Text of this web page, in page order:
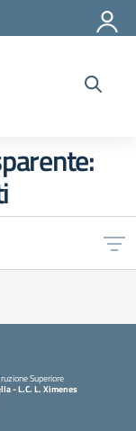
Superiore
- L.C. L. Ximenes